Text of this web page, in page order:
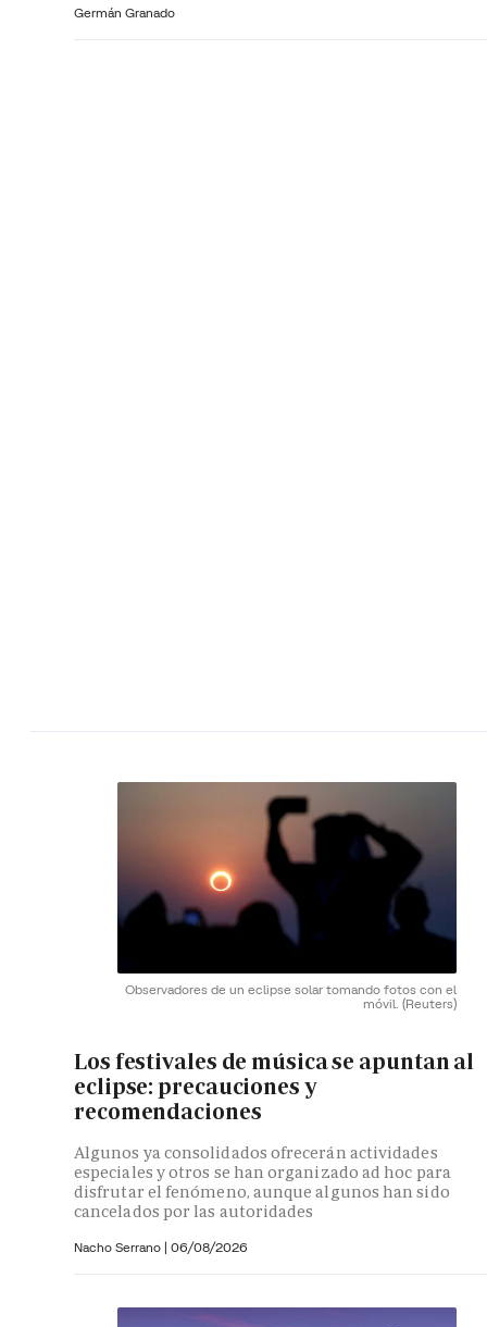
Germán Granado
Observadores de un eclipse solar tomando fotos con el
móvil. (Reuters)
Los festivales de música se apuntan al
eclipse: precauciones y
recomendaciones
Algunos ya consolidados ofrecerán actividades
especiales y otros se han organizado ad hoc para
disfrutar el fenómeno, aunque algunos han sido
cancelados por las autoridades
Nacho Serrano | 06/08/2026